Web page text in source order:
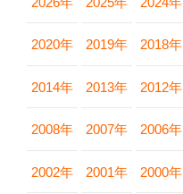
2020年 2019年 2018年
2014年 2013年 2012年
2008年 2007年 2006年
2002年 2001年 2000年